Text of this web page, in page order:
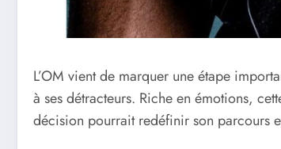
L’OM vient de marquer une étape
à ses détracteurs. Riche en émotions,
décision pourrait redéfinir son parcours